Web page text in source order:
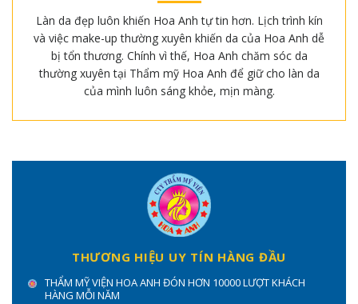
Làn da đẹp luôn khiến Hoa Anh tự tin hơn. Lịch trình kín
và việc make-up thường xuyên khiến da của Hoa Anh dễ
bị tổn thương. Chính vì thế, Hoa Anh chăm sóc da
thường xuyên tại Thẩm mỹ Hoa Anh để giữ cho làn da
của mình luôn sáng khỏe, mịn màng.
THƯƠNG HIỆU UY TÍN HÀNG ĐẦU
THẨM MỸ VIỆN HOA ANH ĐÓN HƠN 10000 LƯỢT KHÁCH
HÀNG MỖI NĂM